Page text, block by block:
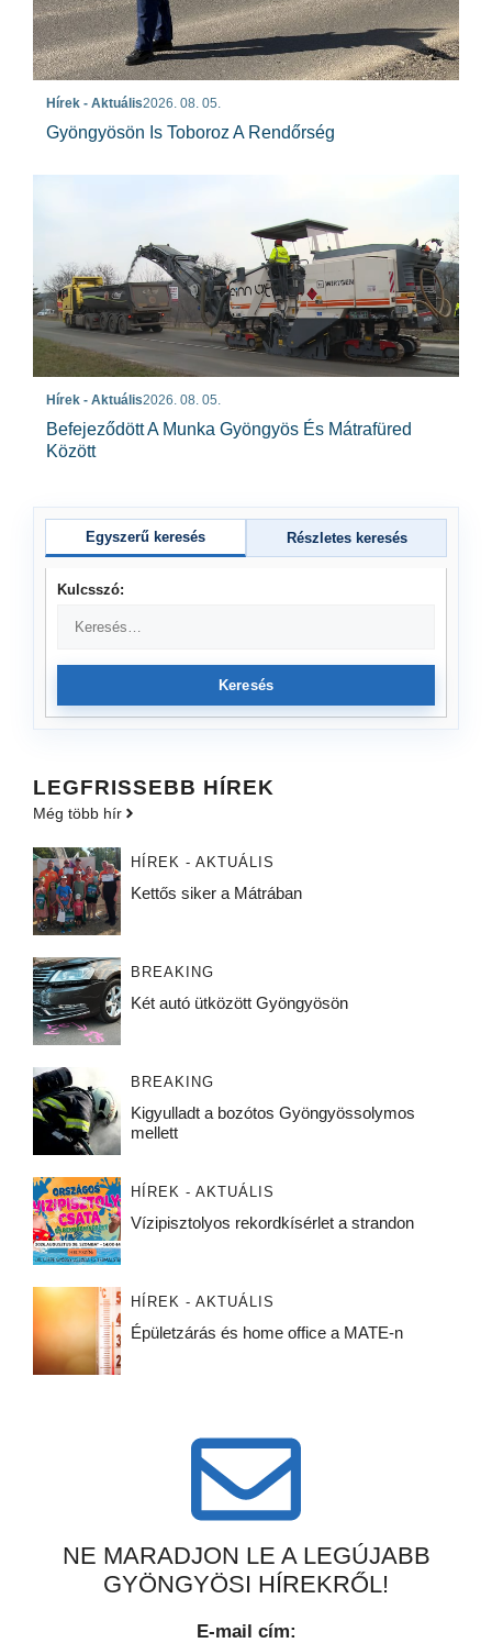
Hírek - Aktuális2026. 08. 05.
Gyöngyösön Is Toboroz A Rendőrség
Hírek - Aktuális2026. 08. 05.
Befejeződött A Munka Gyöngyös És Mátrafüred
Között
Egyszerű keresés Részletes keresés
Kulcsszó:
Keresés
LEGFRISSEBB HÍREK
Még több hír
HÍREK - AKTUÁLIS
Kettős siker a Mátrában
BREAKING
Két autó ütközött Gyöngyösön
BREAKING
Kigyulladt a bozótos Gyöngyössolymos
mellett
HÍREK - AKTUÁLIS
Vízipisztolyos rekordkísérlet a strandon
HÍREK - AKTUÁLIS
Épületzárás és home office a MATE-n
NE MARADJON LE A LEGÚJABB
GYÖNGYÖSI HÍREKRŐL!
E-mail cím: